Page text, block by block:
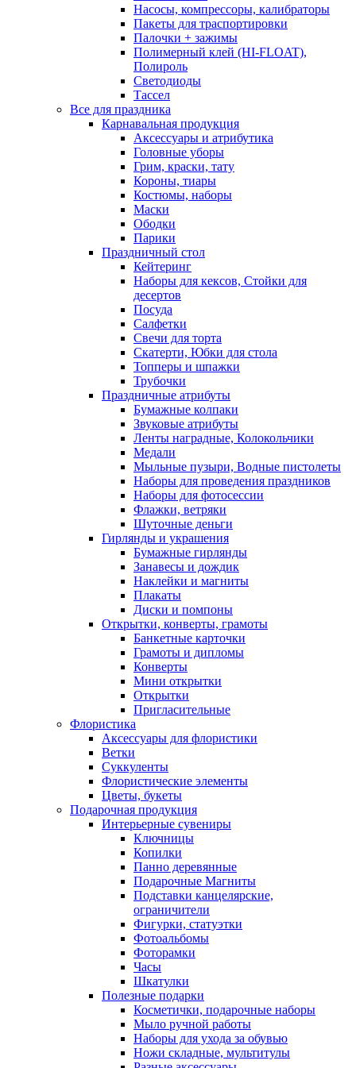
Насосы, компрессоры, калибраторы
Пакеты для траспортировки
Палочки + зажимы
Полимерный клей (HI-FLOAT),
Полироль
Светодиоды
Тассел
Все для праздника
Карнавальная продукция
Аксессуары и атрибутика
Головные уборы
Грим, краски, тату
Короны, тиары
Костюмы, наборы
Маски
Ободки
Парики
Праздничный стол
Кейтеринг
Наборы для кексов, Стойки для
десертов
Посуда
Салфетки
Свечи для торта
Скатерти, Юбки для стола
Топперы и шпажки
Трубочки
Праздничные атрибуты
Бумажные колпаки
Звуковые атрибуты
Ленты наградные, Колокольчики
Медали
Мыльные пузыри, Водные пистолеты
Наборы для проведения праздников
Наборы для фотосессии
Флажки, ветряки
Шуточные деньги
Гирлянды и украшения
Бумажные гирлянды
Занавесы и дождик
Наклейки и магниты
Плакаты
Диски и помпоны
Открытки, конверты, грамоты
Банкетные карточки
Грамоты и дипломы
Конверты
Мини открытки
Открытки
Пригласительные
Флористика
Аксессуары для флористики
Ветки
Суккуленты
Флористические элементы
Цветы, букеты
Подарочная продукция
Интерьерные сувениры
Ключницы
Копилки
Панно деревянные
Подарочные Магниты
Подставки канцелярские,
ограничители
Фигурки, статуэтки
Фотоальбомы
Фоторамки
Часы
Шкатулки
Полезные подарки
Косметички, подарочные наборы
Мыло ручной работы
Наборы для ухода за обувью
Ножи складные, мультитулы